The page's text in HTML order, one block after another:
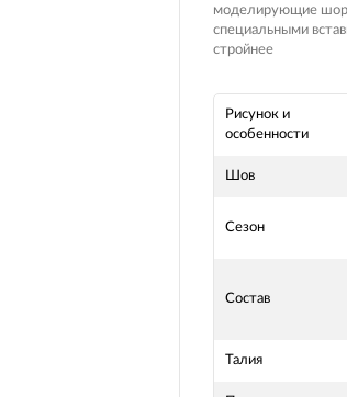
моделирующие
специальными
стройнее
Рисунок и
особенности
Шов
Сезон
Состав
Талия